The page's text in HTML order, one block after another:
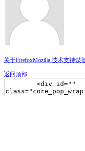
关于FirefoxMozilla 技术支持谋
返回顶部